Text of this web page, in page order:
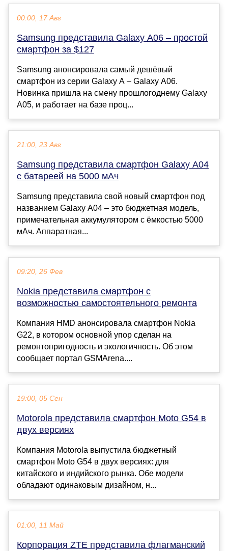
00:00, 17 Авг
Samsung представила Galaxy A06 – простой
смартфон за $127
Samsung анонсировала самый дешёвый
смартфон из серии Galaxy A – Galaxy A06.
Новинка пришла на смену прошлогоднему Galaxy
A05, и работает на базе проц...
21:00, 23 Авг
Samsung представила смартфон Galaxy A04
с батареей на 5000 мАч
Samsung представила свой новый смартфон под
названием Galaxy A04 – это бюджетная модель,
примечательная аккумулятором с ёмкостью 5000
мАч. Аппаратная...
09:20, 26 Фев
Nokia представила смартфон с
возможностью самостоятельного ремонта
Компания HMD анонсировала смартфон Nokia
G22, в котором основной упор сделан на
ремонтопригодность и экологичность. Об этом
сообщает портал GSMArena....
19:00, 05 Сен
Motorola представила смартфон Moto G54 в
двух версиях
Компания Motorola выпустила бюджетный
смартфон Moto G54 в двух версиях: для
китайского и индийского рынка. Обе модели
обладают одинаковым дизайном, н...
01:00, 11 Май
Корпорация ZTE представила флагманский